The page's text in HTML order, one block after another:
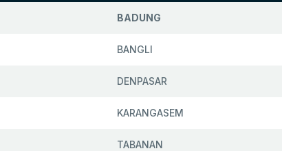
BADUNG
BANGLI
DENPASAR
KARANGASEM
TABANAN